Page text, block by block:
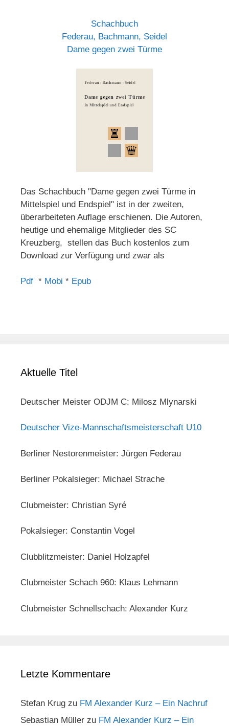
Schachbuch
Federau, Bachmann, Seidel
Dame gegen zwei Türme
Das Schachbuch "Dame gegen zwei Türme in
Mittelspiel und Endspiel" ist in der zweiten,
überarbeiteten Auflage erschienen. Die Autoren,
heutige und ehemalige Mitglieder des SC
Kreuzberg, stellen das Buch kostenlos zum
Download zur Verfügung und zwar als
Pdf * Mobi * Epub
Aktuelle Titel
Deutscher Meister ODJM C: Milosz Mlynarski
Deutscher Vize-Mannschaftsmeisterschaft U10
Berliner Nestorenmeister: Jürgen Federau
Berliner Pokalsieger: Michael Strache
Clubmeister: Christian Syré
Pokalsieger: Constantin Vogel
Clubblitzmeister: Daniel Holzapfel
Clubmeister Schach 960: Klaus Lehmann
Clubmeister Schnellschach: Alexander Kurz
Letzte Kommentare
Stefan Krug zu FM Alexander Kurz – Ein Nachruf
Sebastian Müller zu FM Alexander Kurz – Ein